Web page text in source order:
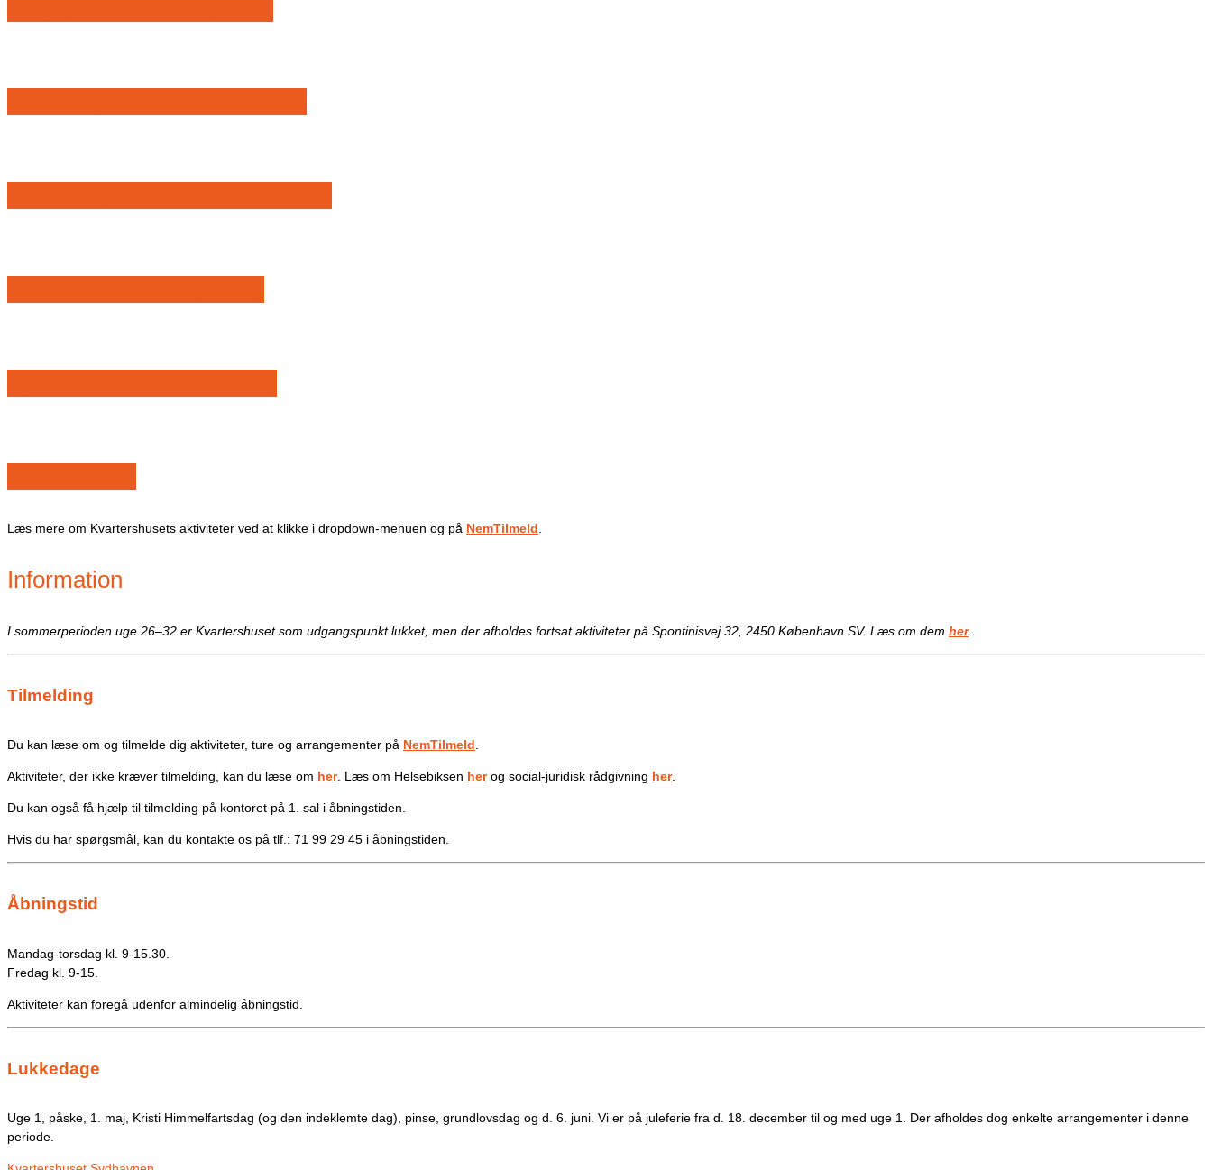
Læs mere om Kvartershusets aktiviteter ved at klikke i dropdown-menuen og på NemTilmeld
Information
I sommerperioden uge 26–32 er Kvartershuset som udgangspunkt lukket, men der afholdes fortsat aktiviteter på Spontinisvej 32, 2450 København SV. Læs om dem her.
Tilmelding
Du kan læse om og tilmelde dig aktiviteter, ture og arrangementer på NemTilmeld.
Aktiviteter, der ikke kræver tilmelding, kan du læse om her. Læs om Helsebiksen herog social-juridisk rådgivning her.
Du kan også få hjælp til tilmelding på kontoret på 1. sal i åbningstiden.
Hvis du har spørgsmål, kan du kontakte os på tlf.: 71 99 29 45 i åbningstiden.
Åbningstid
Mandag-torsdag kl. 9-15.30.
Fredag kl. 9-15.
Aktiviteter kan foregå udenfor almindelig åbningstid.
Lukkedage
Uge 1, påske, 1. maj, Kristi Himmelfartsdag (og den indeklemte dag), pinse, grundlovsdag og d. 6. juni. Vi er på juleferie fra d. 18. december til og med uge 1. Der afholdes dog enkelte arrangementer i denne
periode.